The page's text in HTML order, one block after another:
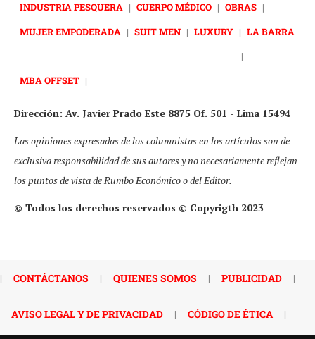
INDUSTRIA PESQUERA | CUERPO MÉDICO | OBRAS |
MUJER EMPODERADA | SUIT MEN | LUXURY | LA BARRA
|
MBA OFFSET |
Dirección: Av. Javier Prado Este 8875 Of. 501 - Lima 15494
Las opiniones expresadas de los columnistas en los artículos son de
exclusiva responsabilidad de sus autores y no necesariamente reflejan
los puntos de vista de Rumbo Económico o del Editor.
© Todos los derechos reservados © Copyrigth 2023
| CONTÁCTANOS | QUIENES SOMOS | PUBLICIDAD |
AVISO LEGAL Y DE PRIVACIDAD | CÓDIGO DE ÉTICA |